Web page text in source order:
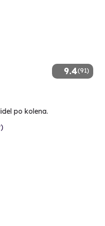
9.4(91)
po kolena.